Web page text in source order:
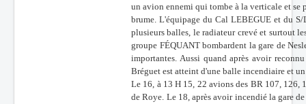
un avion ennemi qui tombe à la verticale et se
brume. L'équipage du Cal LEBEGUE et du
plusieurs balles, le radiateur crevé et surtout
groupe FÉQUANT bombardent la gare de
importantes. Aussi quand après avoir
Bréguet est atteint d'une balle incendiaire et
Le 16, à 13 H 15, 22 avions des BR 107, 126,
de Roye. Le 18, après avoir incendié la gare